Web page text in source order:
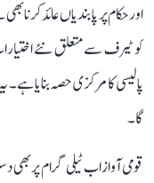
اور حکام پر پابندیاں عائد
کو ٹیرف سے متعلق نئے
پالیسی کا مرکزی حصہ بنایا
گا۔
قومی آواز اب ٹیلی گرام پر